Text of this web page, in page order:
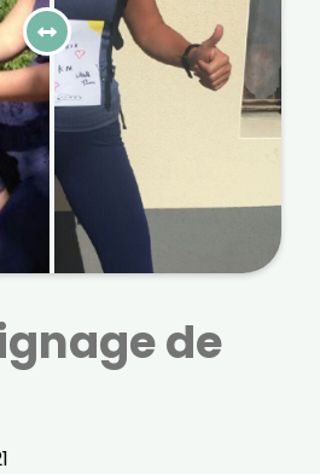
de
à laquelle vous le faites
informations sur le terminal
Pour en savoir plus sur
notre
politique de
.
cadeau !
utilisée par Digital Prisma Players
contenant des offres
Vous pourrez vous
lien de désabonnement intégré
savoir plus et exercer vos droits,
notre
Charte de Confidentialité